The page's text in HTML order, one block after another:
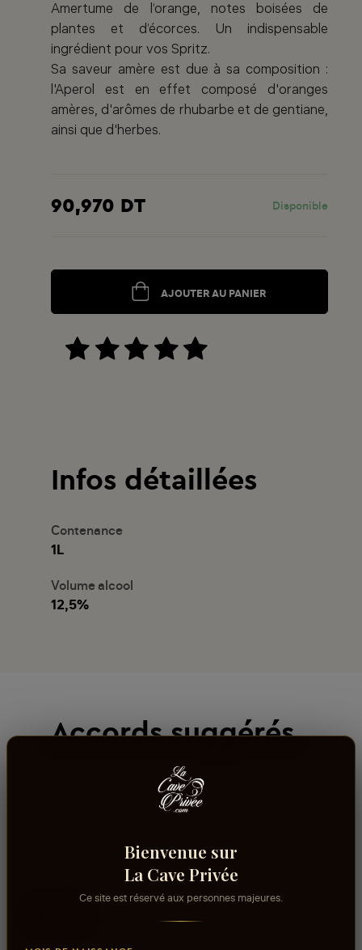
Amertume de l’orange, notes boisées de
plantes et d’écorces. Un indispensable
ingrédient pour vos Spritz.
Sa saveur amère est due à sa composition :
l'Aperol est en effet composé d'oranges
amères, d'arômes de rhubarbe et de gentiane,
ainsi que d'herbes.
90,970 DT Disponible
AJOUTER AU PANIER
Infos détaillées
Contenance
1L
Volume alcool
12,5%
Accords suggérés
Avis
Bienvenue sur
La Cave Privée
Ce site est réservé aux personnes majeures.